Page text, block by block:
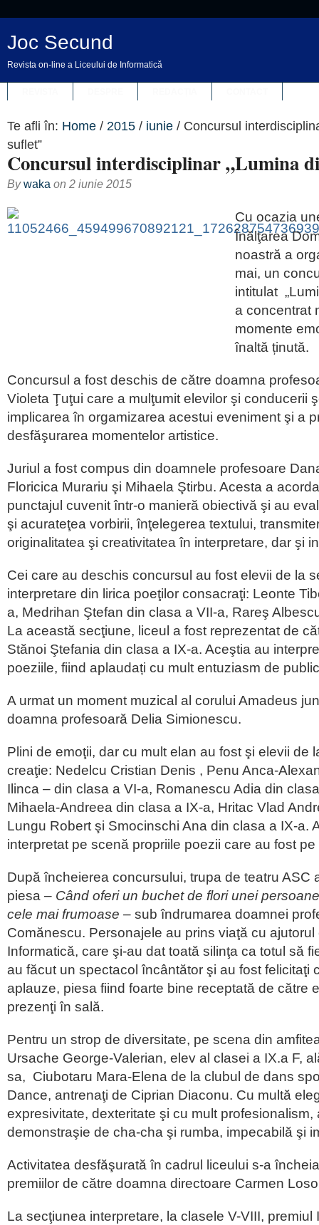
Joc Secund
Revista on-line a Liceului de Informatică
Te afli în: Home / 2015 / iunie / Concursul
suflet”
Concursul interdisciplinar „Lumina
Bywaka on 2 iunie 2015
Cu ocazia
Înălţarea
noastră a
mai, un
intitulat
a concentrat
momente
înaltă ținută.
Concursul a fost deschis de către doamna
Violeta Ţuţui care a mulţumit elevilor şi conducerii
implicarea în orgamizarea acestui eveniment şi a
desfăşurarea momentelor artistice.
Juriul a fost compus din doamnele profesoare
Floricica Murariu şi Mihaela Ştirbu. Acesta a
punctajul cuvenit într-o manieră obiectivă şi au
şi acurateţea vorbirii, înţelegerea textului,
originalitatea şi creativitatea în interpretare, dar şi
Cei care au deschis concursul au fost elevii de la
interpretare din lirica poeţilor consacraţi: Leonte
a, Medrihan Ştefan din clasa a VII-a, Rareş
La această secţiune, liceul a fost reprezentat de
Stănoi Ştefania din clasa a IX-a. Aceştia au
poeziile, fiind aplaudați cu mult entuziasm de
A urmat un moment muzical al corului Amadeus
doamna profesoară Delia Simionescu.
Plini de emoţii, dar cu mult elan au fost şi elevii de
creaţie: Nedelcu Cristian Denis , Penu Anca-
Ilinca – din clasa a VI-a, Romanescu Adia din
Mihaela-Andreea din clasa a IX-a, Hritac Vlad
Lungu Robert şi Smocinschi Ana din clasa a IX-a.
interpretat pe scenă propriile poezii care au fost
După încheierea concursului, trupa de teatru ASC
piesa – Când oferi un buchet de flori unei
cele mai frumoase – sub îndrumarea doamnei
Comănescu. Personajele au prins viaţă cu
Informatică, care şi-au dat toată silinţa ca totul să
au făcut un spectacol încântător şi au fost felicitaţi
aplauze, piesa fiind foarte bine receptată de către
prezenţi în sală.
Pentru un strop de diversitate, pe scena din
Ursache George-Valerian, elev al clasei a IX.a F,
sa, Ciubotaru Mara-Elena de la clubul de dans
Dance, antrenaţi de Ciprian Diaconu. Cu multă
expresivitate, dexteritate şi cu mult profesionalism,
demonstraşie de cha-cha şi rumba, impecabilă şi
Activitatea desfăşurată în cadrul liceului s-a
premiilor de către doamna directoare Carmen
La secţiunea interpretare, la clasele V-VIII, premiul